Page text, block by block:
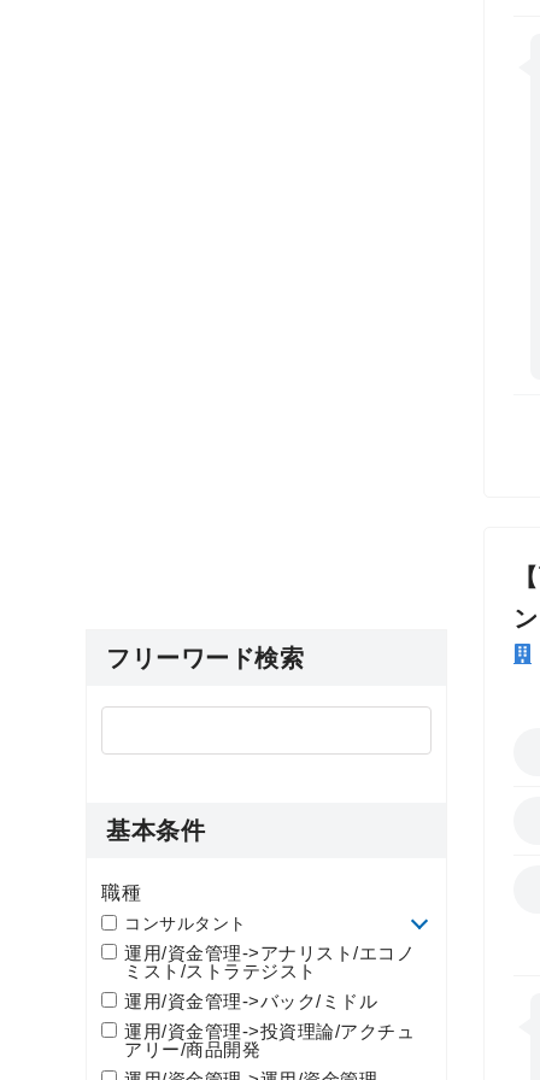
フリーワード検索
基本条件
職種
コンサルタント
運用/資金管理->アナリスト/エコノ
ミスト/ストラテジスト
運用/資金管理->バック/ミドル
運用/資金管理->投資理論/アクチュ
アリー/商品開発